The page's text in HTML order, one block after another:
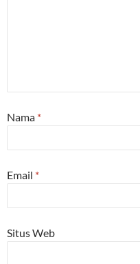
Nama *
Email *
Situs Web